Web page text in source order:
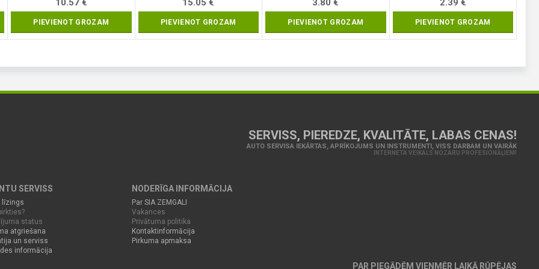
10.57 €
PIEVIENOT GROZAM
15.05€
PIEVIENOT GROZAM
3.80€
PIEVIENOT GROZAM
2.39 €
PIEVIENOT GROZAM
SERVISS, PIEREDZE, KVALITĀTE, LABAS CENAS!
AUTO SERVISA IEKĀRTAS, APRĪKOJUMS UN INSTRUMENTI, VISS DARBAM UN VAIRĀK
INTERNETA VEIKALS NOZARU PROFESIONĀĻIEM!
SERVISS
līzings
status
atgriešana
un serviss
informācija
NODERĪGA INFORMĀCIJA
Par SIA ZEMGALI
Vakances
Privātuma politika
Kontaktinformācija
Pirkuma apmaksa
PAR PIEGĀDĒM VIENMĒR LAIKĀ RŪPĒJAS